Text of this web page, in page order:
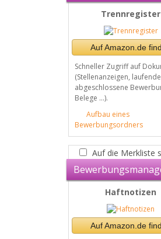
Trennregister
Auf Amazon.de
Schneller Zugriff auf
(Stellenanzeigen,
abgeschlossene
Belege ...).
Aufbau eines
Bewerbungsordners
Auf die Merkliste
Haftnotizen
Auf Amazon.de